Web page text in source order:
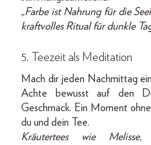
„Farbe ist Nahrung für die
kraftvolles Ritual für dunkle
5. Teezeit als Meditation
Mach dir jeden Nachmittag
Achte bewusst auf den
Geschmack. Ein Moment
du und dein Tee.
Kräutertees wie